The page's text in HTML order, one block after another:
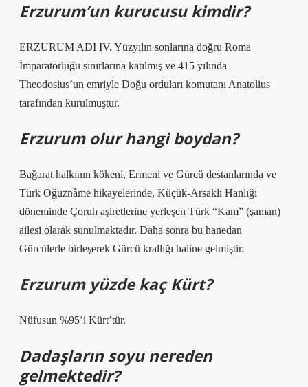
Erzurum’un kurucusu kimdir?
ERZURUM ADI IV. Yüzyılın sonlarına doğru Roma
İmparatorluğu sınırlarına katılmış ve 415 yılında
Theodosius’un emriyle Doğu orduları komutanı Anatolius
tarafından kurulmuştur.
Erzurum olur hangi boydan?
Bağarat halkının kökeni, Ermeni ve Gürcü destanlarında ve
Türk Oğuznâme hikayelerinde, Küçük-Arsaklı Hanlığı
döneminde Çoruh aşiretlerine yerleşen Türk “Kam” (şaman)
ailesi olarak sunulmaktadır. Daha sonra bu hanedan
Gürcülerle birleşerek Gürcü krallığı haline gelmiştir.
Erzurum yüzde kaç Kürt?
Nüfusun %95’i Kürt’tür.
Dadaşların soyu nereden
gelmektedir?